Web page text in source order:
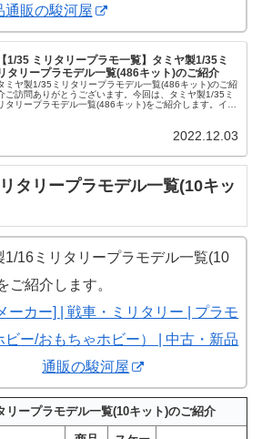
通販の駿河屋
【1/35 ミリタリープラモ一覧】タミヤ製1/35ミ
タリープラモデル一覧(486キット)のご紹介
ミヤ製1/35ミリタリープラモデル一覧(486キット)のご紹
ご訪問ありがとうございます。今回は、タミヤ製1/35ミ
タリープラモデル一覧(486キット)をご紹介します。イタ
2022.12.03
タリープラモデル一覧(10キッ
1/16ミリタリープラモデル一覧(10
ご紹介します。
ーカー] | 戦車・ミリタリー | プラモ
ビー/おもちゃホビー） | 中古・新品
通販の駿河屋
リープラモデル一覧(10キット)のご紹介